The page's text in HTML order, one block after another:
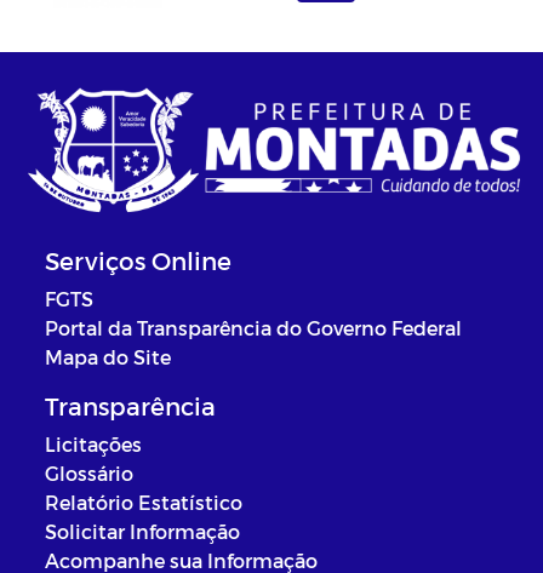
Serviços Online
FGTS
Portal da Transparência do Governo Federal
Mapa do Site
Transparência
Licitações
Glossário
Relatório Estatístico
Solicitar Informação
Acompanhe sua Informação